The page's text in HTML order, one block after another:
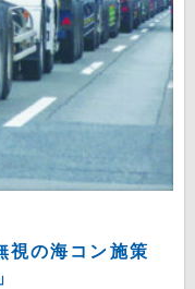
視の海コン施策